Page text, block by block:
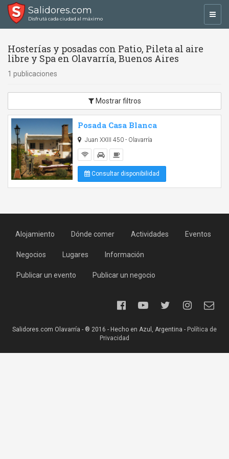
Salidores.com
Disfrutá cada ciudad al máximo
Hosterías y posadas con Patio, Pileta al aire
libre y Spa en Olavarría, Buenos Aires
1 publicaciones
Mostrar filtros
Posada Casa Blanca
Juan XXIII 450 - Olavarría
Consultar disponibilidad
Alojamiento Dónde comer Actividades Eventos
Negocios Lugares Información
Publicar un evento Publicar un negocio
Salidores.com Olavarría - ® 2016 - Hecho en Azul, Argentina - Política de
Privacidad